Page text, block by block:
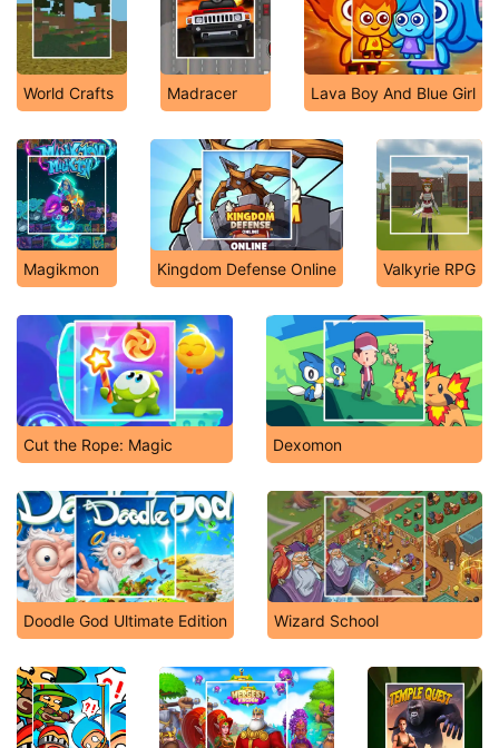
World Crafts Madracer Lava Boy And Blue Girl
Magikmon Kingdom Defense Online Valkyrie RPG
Cut the Rope: Magic Dexomon
Doodle God Ultimate Edition Wizard School